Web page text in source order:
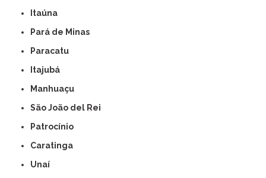
Itaúna
Pará de Minas
Paracatu
Itajubá
Manhuaçu
São João del Rei
Patrocínio
Caratinga
Unaí